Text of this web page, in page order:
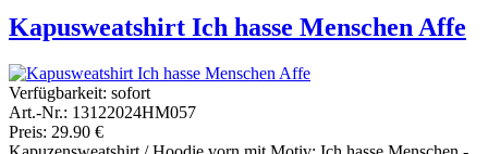
Kapusweatshirt Ich hasse Menschen Affe
Verfügbarkeit: sofort
Art.-Nr.: 13122024HM057
Preis: 29.90 €